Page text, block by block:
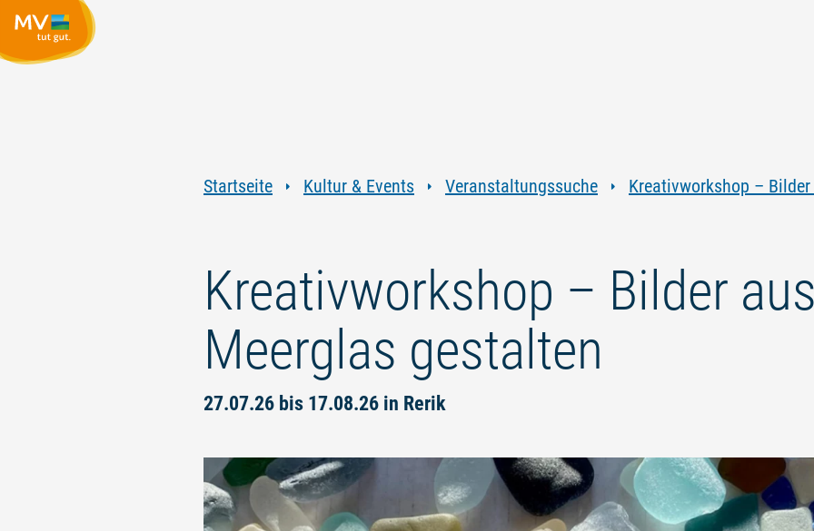
Startseite Kultur & Events Veranstaltungssuche Kreativworkshop –
Kreativworkshop – Bilder
Meerglas gestalten
27.07.26 bis 17.08.26 in Rerik